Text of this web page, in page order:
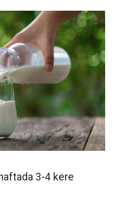
3-4 kere